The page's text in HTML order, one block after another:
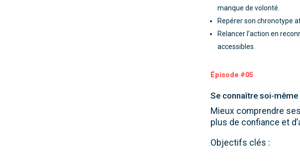
manque de volonté.
Repérer son chronotype
Relancer l’action en
accessibles.
Épisode #05
Se connaître soi-même
Mieux comprendre
plus de confiance et
Objectifs clés :